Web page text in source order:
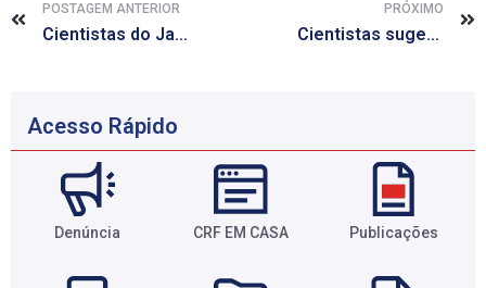
POSTAGEM ANTERIOR
Cientistas do Japão criam recipientes portáteis para células-tronco
PRÓXIMO
Cientistas sugerem que comer morangos ajuda a reduzir colesterol
Acesso Rápido
Denúncia CRF EM CASA Publicações